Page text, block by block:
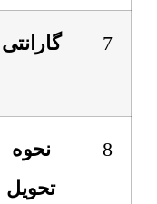
7 گارانتی
8
نحوه
تحویل